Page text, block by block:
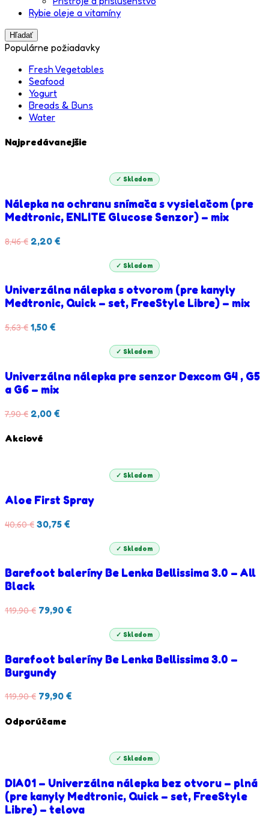
Rybie oleje a vitamíny
Hľadať
Populárne požiadavky
Fresh Vegetables
Seafood
Yogurt
Breads & Buns
Water
Najpredávanejšie
✓ Skladom
Nálepka na ochranu snímača s vysielačom (pre
Medtronic, ENLITE Glucose Senzor) – mix
8,46€ Pôvodná
2,20 €
✓ Skladom
Univerzálna nálepka s otvorom (pre kanyly
Medtronic, Quick – set, FreeStyle Libre) – mix
5,63€ Pôvodná
1,50 €
✓ Skladom
Univerzálna nálepka pre senzor Dexcom G4 , G5
a G6 – mix
7,90€ Pôvodná
bola:
2,00 €
Akciové
✓ Skladom
Aloe First Spray
40,60€ Pôvodná
30,75 €
✓ Skladom
Barefoot baleríny Be Lenka Bellissima 3.0 – All
Black
119,90€ Pôvodná
79,90 €
✓ Skladom
Barefoot baleríny Be Lenka Bellissima 3.0 –
Burgundy
119,90€ Pôvodná
bola:
79,90 €
Odporúčame
✓ Skladom
DIA01 – Univerzálna nálepka bez otvoru – plná
(pre kanyly Medtronic, Quick – set, FreeStyle
Libre) – telova